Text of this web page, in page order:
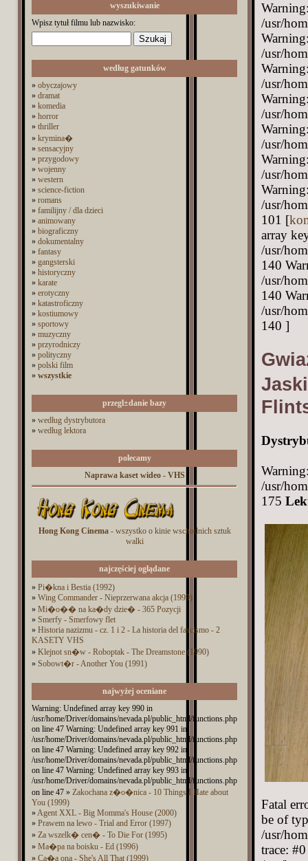
wyszukiwanie
Wpisz tytuł filmu lub nazwisko:
według gatunków
» obyczajowy
» dramat
» komedia
» horror
» thriller
» krymina�
» sensacyjny
» przygodowy
» wojenny
» western
» science-fiction
» romans
» familijny / dla dzieci
» animowany
» biograficzny
» dokumentalny
» fantasy
» gangsterski
» historyczny
» karate
» erotyczny
» katastroficzny
» kostiumowy
» sportowy
» muzyczny
» przyrodniczy
» polityczny
» polski film
» wszystkie
przegl±danie bazy
» według dystrybutora
» według lektora
polecamy
Naprawa kaset wideo - VHS
Hong Kong Cinema- wszystko o kinie wschodnich sztuk
walki
najczęściej oglądane
» Pi�kna i Bestia (1992)
» Wing Commander - Nieprzerwana akcja (1999)
» Mi�o�� na ka�dy dzie� - 365 Pozycji
» Smerfy - Smerfowy flet
» Historia nazizmu - cz. 1 i 2 - La historia del fascismo - 2
KASETY VHS
» Klejnot sn�w - Roboptak - The Dreamstone (1990)
» Sobowt�r - Another You (1991)
najwyżej oceniane
Warning: Undefined array key 990 in
/usr/home/Driver/domains/nevada.pl/public_html/functions.php
on line 47 Warning: Undefined array key 991 in
/usr/home/Driver/domains/nevada.pl/public_html/functions.php
on line 47 Warning: Undefined array key 992 in
/usr/home/Driver/domains/nevada.pl/public_html/functions.php
on line 47 Warning: Undefined array key 993 in
/usr/home/Driver/domains/nevada.pl/public_html/functions.php
on line 47 » Zakochana z�o�nica - 10 Things I Hate about
You (1999)
»Agent XXL - Big Momma's House (2000)
» Prawem na lewo - Trial and Error (1997)
» Za wszelk� cen� - To Die For (1995)
» Ma�pa na boisku - Ed (1996)
» Ca�a ona - She's All That (1999)
/usr/
/usr/
/usr/
/usr/
/usr/
/usr/
/usr/
101 [
array
/usr/
140
/usr/
140
/usr/
140 ]
/usr/
175
Fatal
be of
/usr/
trace: #0